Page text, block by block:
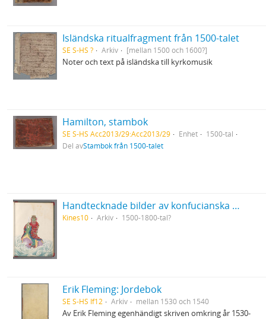
Isländska ritualfragment från 1500-talet
SE S-HS ? Arkiv [mellan 1500 och 1600?]
Noter och text på isländska till kyrkomusik
Hamilton, stambok
SE S-HS Acc2013/29:Acc2013/29 Enhet
1500-tal
Del avStambok från 1500-talet
Handtecknade bilder av konfucianska och daoistiska lärda eller heliga personer från Kina
Kines10 Arkiv 1500-1800-tal?
Erik Fleming: Jordebok
SE S-HS If12 Arkiv mellan 1530 och 1540
Av Erik Fleming egenhändigt skriven omkring år 1530-